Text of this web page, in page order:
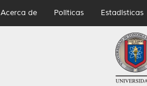
Acerca de Políticas Estadísticas